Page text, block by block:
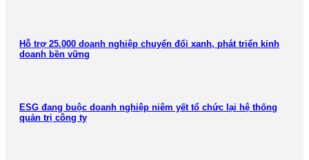
Hỗ trợ 25.000 doanh nghiệp chuyển đổi xanh, phát triển kinh
doanh bền vững
ESG đang buộc doanh nghiệp niêm yết tổ chức lại hệ thống
quản trị công ty